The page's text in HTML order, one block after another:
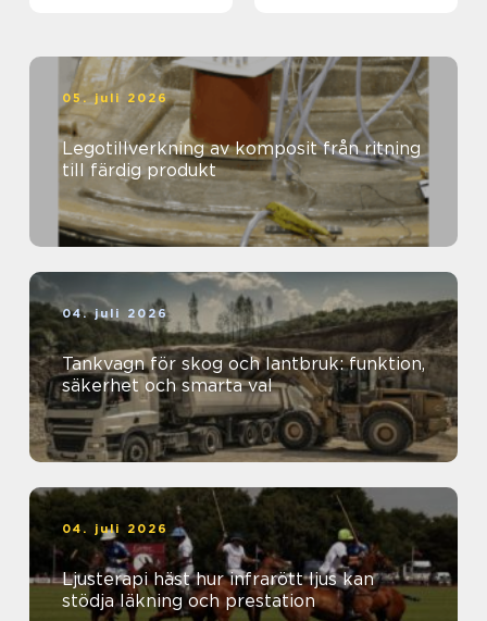
05. juli 2026
Legotillverkning av komposit från ritning
till färdig produkt
04. juli 2026
Tankvagn för skog och lantbruk: funktion,
säkerhet och smarta val
04. juli 2026
Ljusterapi häst hur infrarött ljus kan
stödja läkning och prestation